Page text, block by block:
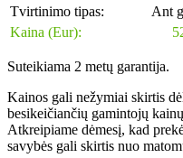
Tvirtinimo tipas:
Ant
Kaina (Eur):
Suteikiama 2 metų garantija.
Kainos gali nežymiai skirtis
besikeičiančių gamintojų
Atkreipiame dėmesį, kad
savybės gali skirtis nuo